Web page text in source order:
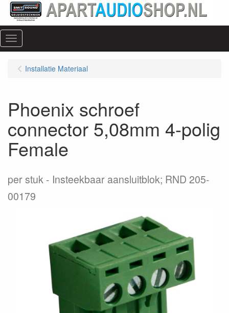
Menu
Installatie Materiaal
Phoenix schroef
connector 5,08mm 4-polig
Female
per stuk
Insteekbaar aansluitblok; RND 205-
00179